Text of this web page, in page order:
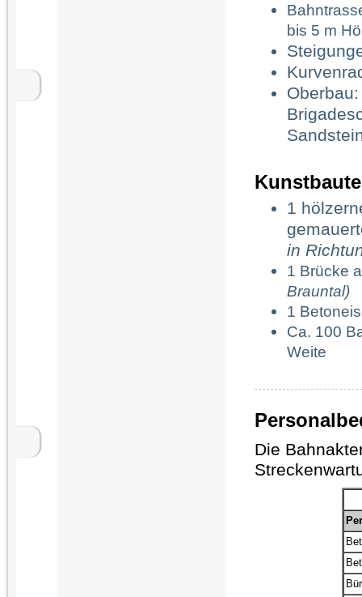
bis 5 m
1
in
1 Brücke
Brauntal)
1
Ca. 100
Weite
Die